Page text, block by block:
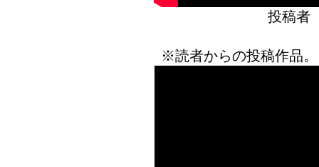
投稿
※読者からの投稿作品